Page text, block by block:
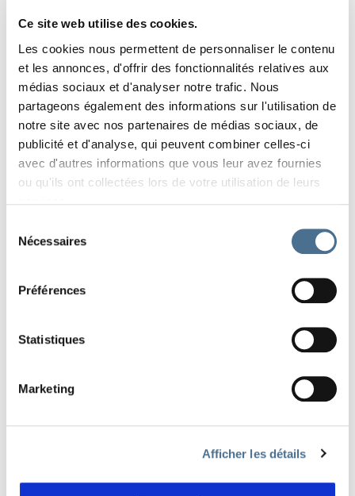
Ce site web utilise des cookies.
Les cookies nous permettent de personnaliser le contenu
et les annonces, d'offrir des fonctionnalités relatives aux
médias sociaux et d'analyser notre trafic. Nous
partageons également des informations sur l'utilisation de
notre site avec nos partenaires de médias sociaux, de
publicité et d'analyse, qui peuvent combiner celles-ci
avec d'autres informations que vous leur avez fournies
ou qu'ils ont collectées lors de votre utilisation de leurs
Nécessaires
Préférences
Statistiques
Marketing
Afficher les détails
NOUS RECHERCHONS DES BÉNÉVOLES POUR NOTRE
20E FESTIVAL!
EDITION 2022 "SAUVAGE!" Lire
DANS LES COULISSES DE LA REVUE SALAMANDRE
Haut de page